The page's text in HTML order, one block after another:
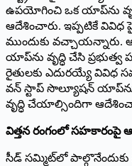
ఉపయోగించి ఒక యాప్‌ను
ఆదేశించారు. ఇప్పటికే
ముందుకు
యాప్‌ను వృద్ధి చేసి
రైతులకు ఎదురయ్యే వివిధ
వన్‌ స్టాప్‌ సొల్యూషన్‌ యాప్‌ను
వృద్ధి చేయాల్సిందిగా
విత్తన రంగంలో సహకారంపై
సీడ్‌ సమ్మిట్‌లో